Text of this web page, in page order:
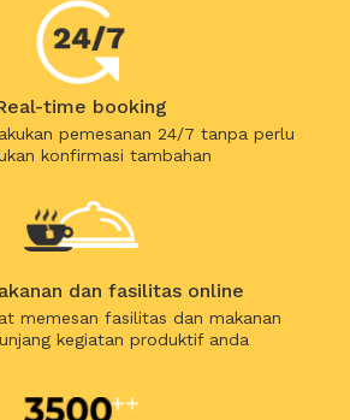
time booking
pemesanan 24/7 tanpa perlu
konfirmasi tambahan
dan fasilitas online
memesan fasilitas dan makanan
kegiatan produktif anda